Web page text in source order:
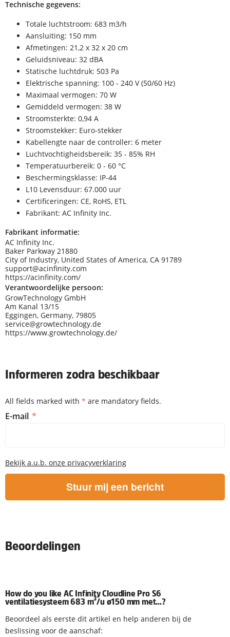
Technische gegevens:
Totale luchtstroom: 683 m3/h
Aansluiting: 150 mm
Afmetingen: 21,2 x 32 x 20 cm
Geluidsniveau: 32 dBA
Statische luchtdruk: 503 Pa
Elektrische spanning: 100 - 240 V (50/60 Hz)
Maximaal vermogen: 70 W
Gemiddeld vermogen: 38 W
Stroomsterkte: 0,94 A
Stroomstekker: Euro-stekker
Kabellengte naar de controller: 6 meter
Luchtvochtigheidsbereik: 35 - 85% RH
Temperatuurbereik: 0 - 60 °C
Beschermingsklasse: IP-44
L10 Levensduur: 67.000 uur
Certificeringen: CE, RoHS, ETL
Fabrikant: AC Infinity Inc.
Fabrikant informatie:
AC Infinity Inc.
Baker Parkway 21880
City of Industry, United States of America, CA 91789
support@acinfinity.com
https://acinfinity.com/
Verantwoordelijke persoon:
GrowTechnology GmbH
Am Kanal 13/15
Eggingen, Germany, 79805
service@growtechnology.de
https://www.growtechnology.de/
Informeren zodra beschikbaar
Informeren zodra beschikbaar
All fields marked with * are mandatory fields.
E-mail
Bekijk a.u.b. onze privacyverklaring
Stuur mij een bericht
Beoordelingen
How do you like AC Infinity Cloudline Pro S6
ventilatiesysteem 683 m³/u ø150 mm met...?
Beoordeel als eerste dit artikel en help anderen bij de
beslissing voor de aanschaf: